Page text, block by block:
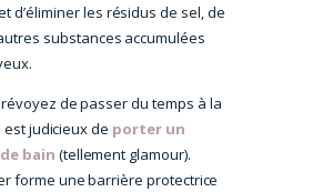
d’éliminer les résidus de sel, de
substances accumulées
de passer du temps à la
est judicieux de porter un
bain (tellement glamour).
forme une barrière protectrice